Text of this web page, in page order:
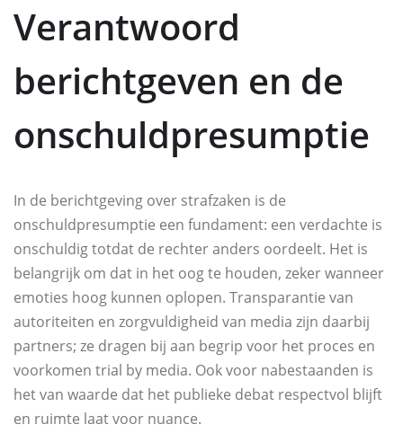
Verantwoord
berichtgeven en de
onschuldpresumptie
In de berichtgeving over strafzaken is de
onschuldpresumptie een fundament: een verdachte is
onschuldig totdat de rechter anders oordeelt. Het is
belangrijk om dat in het oog te houden, zeker wanneer
emoties hoog kunnen oplopen. Transparantie van
autoriteiten en zorgvuldigheid van media zijn daarbij
partners; ze dragen bij aan begrip voor het proces en
voorkomen trial by media. Ook voor nabestaanden is
het van waarde dat het publieke debat respectvol blijft
en ruimte laat voor nuance.